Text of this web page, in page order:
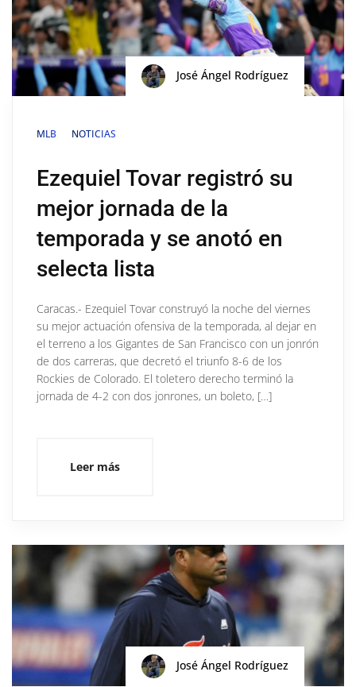
José Ángel Rodríguez
MLB NOTICIAS
Ezequiel Tovar registró su
mejor jornada de la
temporada y se anotó en
selecta lista
Caracas.- Ezequiel Tovar construyó la noche del viernes
su mejor actuación ofensiva de la temporada, al dejar en
el terreno a los Gigantes de San Francisco con un jonrón
de dos carreras, que decretó el triunfo 8-6 de los
Rockies de Colorado. El toletero derecho terminó la
jornada de 4-2 con dos jonrones, un boleto, […]
Leer más
José Ángel Rodríguez